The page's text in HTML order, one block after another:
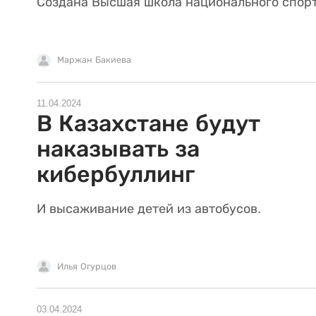
Маржан Бакиева
11.04.2024
В Казахстане будут
наказывать за
кибербуллинг
И высаживание детей из автобусов.
Илья Огурцов
03.04.2024